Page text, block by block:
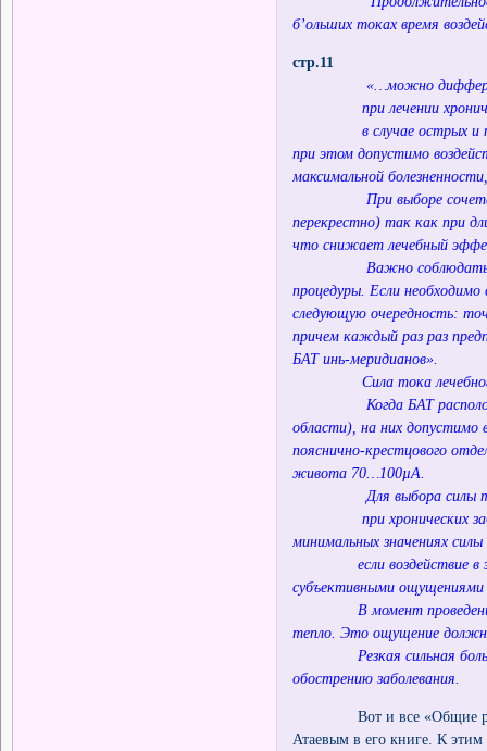
б’ольших токах время
стр.11
«…можно
при лечении
в случае острых и
при этом допустимо
максимальной
При выборе сочетания
перекрестно) так как при
что снижает лечебный
Важно соблюдать
процедуры. Если необходимо
следующую очередность:
причем каждый раз раз
БАТ инь-меридианов».
Сила тока лечебного
Когда БАТ расположены
области), на них
пояснично-крестцового
живота 70…100µА.
Для выбора силы тока
при хронических
минимальных значениях
если воздействие в зоне
субъективными
В момент проведения
тепло. Это ощущение
Резкая сильная боль в
обострению заболевания.
Вот и все «Общие
Атаевым в его книге. К этим